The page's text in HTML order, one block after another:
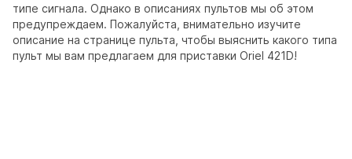
типе сигнала. Однако в описаниях пультов мы об этом
предупреждаем. Пожалуйста, внимательно изучите
описание на странице пульта, чтобы выяснить какого типа
пульт мы вам предлагаем для приставки Oriel 421D!